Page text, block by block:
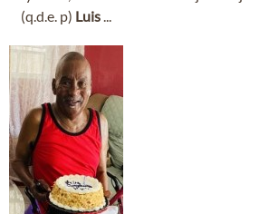
(q.d.e. p) Luis...